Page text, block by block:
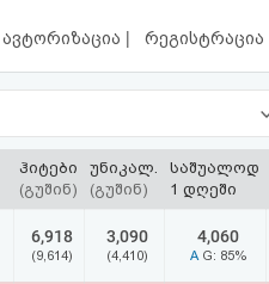
ავტორიზაცია | რეგისტრაცია
ჰიტები
(გუშინ)
უნიკალ.
(გუშინ)
საშუალოდ
1 დღეში
6,918
(9,614)
3,090
(4,410)
4,060
A G: 85%